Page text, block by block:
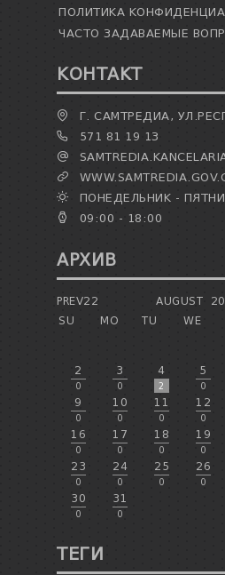
ПОЛИТИКА
ЧАСТО ЗАДАВАЕМЫЕ
КОНТАКТ
Г. САМТРЕДИА,
571 81 19 13
ПОНЕДЕЛЬНИК -
09:00 - 18:00
АРХИВ
PREV22 AUGUST
SU
MO TU WE
2
0
3
0
4
2
5
0
9
0
10
0
11
0
12
0
16
0
17
0
18
0
19
0
23
0
24
0
25
0
26
0
30
0
31
0
ТЕГИ